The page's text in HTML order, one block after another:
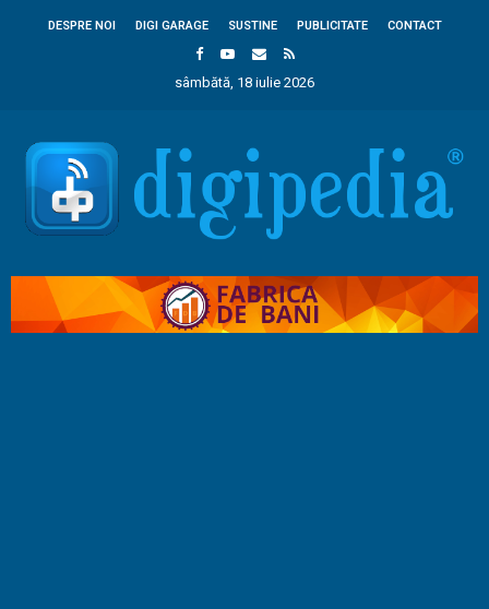
DESPRE NOI DIGI GARAGE SUSTINE PUBLICITATE CONTACT
sâmbătă, 18 iulie 2026